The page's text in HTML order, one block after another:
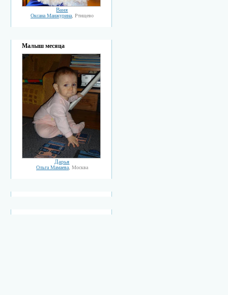
Ваня
Оксана Манжурина, Ртищево
Малыш месяца
Дарья
Ольга Мамаева, Москва